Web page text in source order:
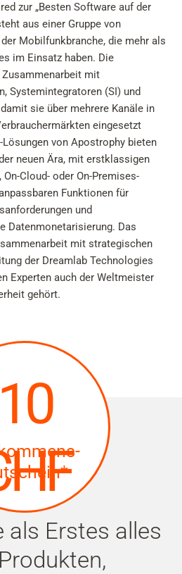
zur „Besten Software auf der
aus einer Gruppe von
Mobilfunkbranche, die mehr als
im Einsatz haben. Die
mit
Systemintegratoren (SI) und
sie über mehrere Kanäle in
eingesetzt
Lösungen von Apostrophy bieten
neuen Ära, mit erstklassigen
Cloud- oder On-Premises-
Funktionen für
und
Datenmonetarisierung. Das
mit strategischen
der Dreamlab Technologies
Experten auch der Weltmeister
gehört.
10
als Erstes alles